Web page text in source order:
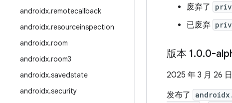
androidx.remotecallback
androidx.resourceinspection
androidx.room
androidx.room3
androidx.savedstate
androidx.security
废弃了
已废弃
版本 1.0.0-
2025 年 3 月 26 日
发布了